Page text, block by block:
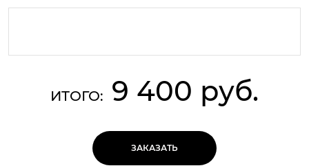
ИТОГО: 9 400 руб.
ЗАКАЗАТЬ